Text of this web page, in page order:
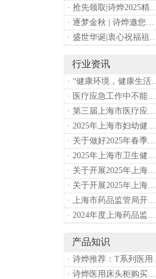
· 抢先领取|诗烨2025精美
· 逐梦金秋 | 诗烨邀您共赴第90届中国国际医疗器械博览会
· 盛世华诞|衷心祝福祖国
行业资讯
· “健康环境，健康生活
· 医疗应急工作中不能忽略的设备：医用转运车
· 第三届上海市医疗应急青年职业技能大赛暨第八届进博会医疗保障技能大比武活动通知
· 2025年上海市妇幼健康工作要点
· 关于做好2025年春季新冠病毒感染等重点传染病防治工作的通知
· 2025年上海市卫生健康工作要点
· 关于开展2025年上海市健康街镇建设工作的通知
· 关于开展2025年上海市中小微型企业职业健康帮扶工作的通知
· 上海市药品监管局开展进口医疗器械转境内生产工作调研
· 2024年度上海药品监管工作十大亮点
产品知识
· 诗烨
· 诗烨医用床头柜购买联系方式及交货时间